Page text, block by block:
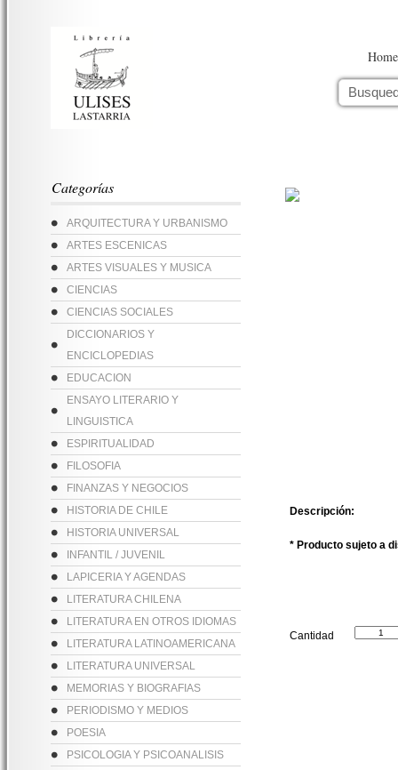
Home
Categorías
ARQUITECTURA Y URBANISMO
ARTES ESCENICAS
ARTES VISUALES Y MUSICA
CIENCIAS
CIENCIAS SOCIALES
DICCIONARIOS Y
ENCICLOPEDIAS
EDUCACION
ENSAYO LITERARIO Y
LINGUISTICA
ESPIRITUALIDAD
FILOSOFIA
FINANZAS Y NEGOCIOS
HISTORIA DE CHILE
HISTORIA UNIVERSAL
INFANTIL / JUVENIL
LAPICERIA Y AGENDAS
LITERATURA CHILENA
LITERATURA EN OTROS IDIOMAS
LITERATURA LATINOAMERICANA
LITERATURA UNIVERSAL
MEMORIAS Y BIOGRAFIAS
PERIODISMO Y MEDIOS
POESIA
PSICOLOGIA Y PSICOANALISIS
Descripción:
* Producto sujeto a
Cantidad